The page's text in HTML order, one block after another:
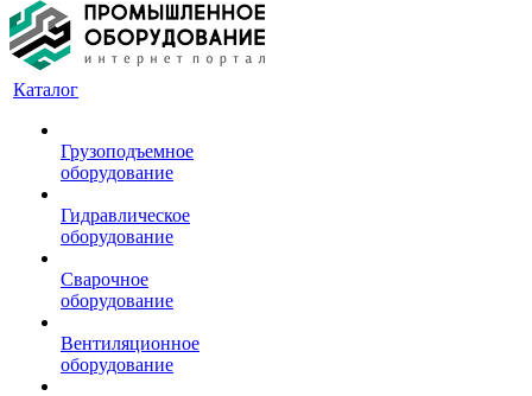
Каталог
Грузоподъемное
оборудование
Гидравлическое
оборудование
Сварочное
оборудование
Вентиляционное
оборудование